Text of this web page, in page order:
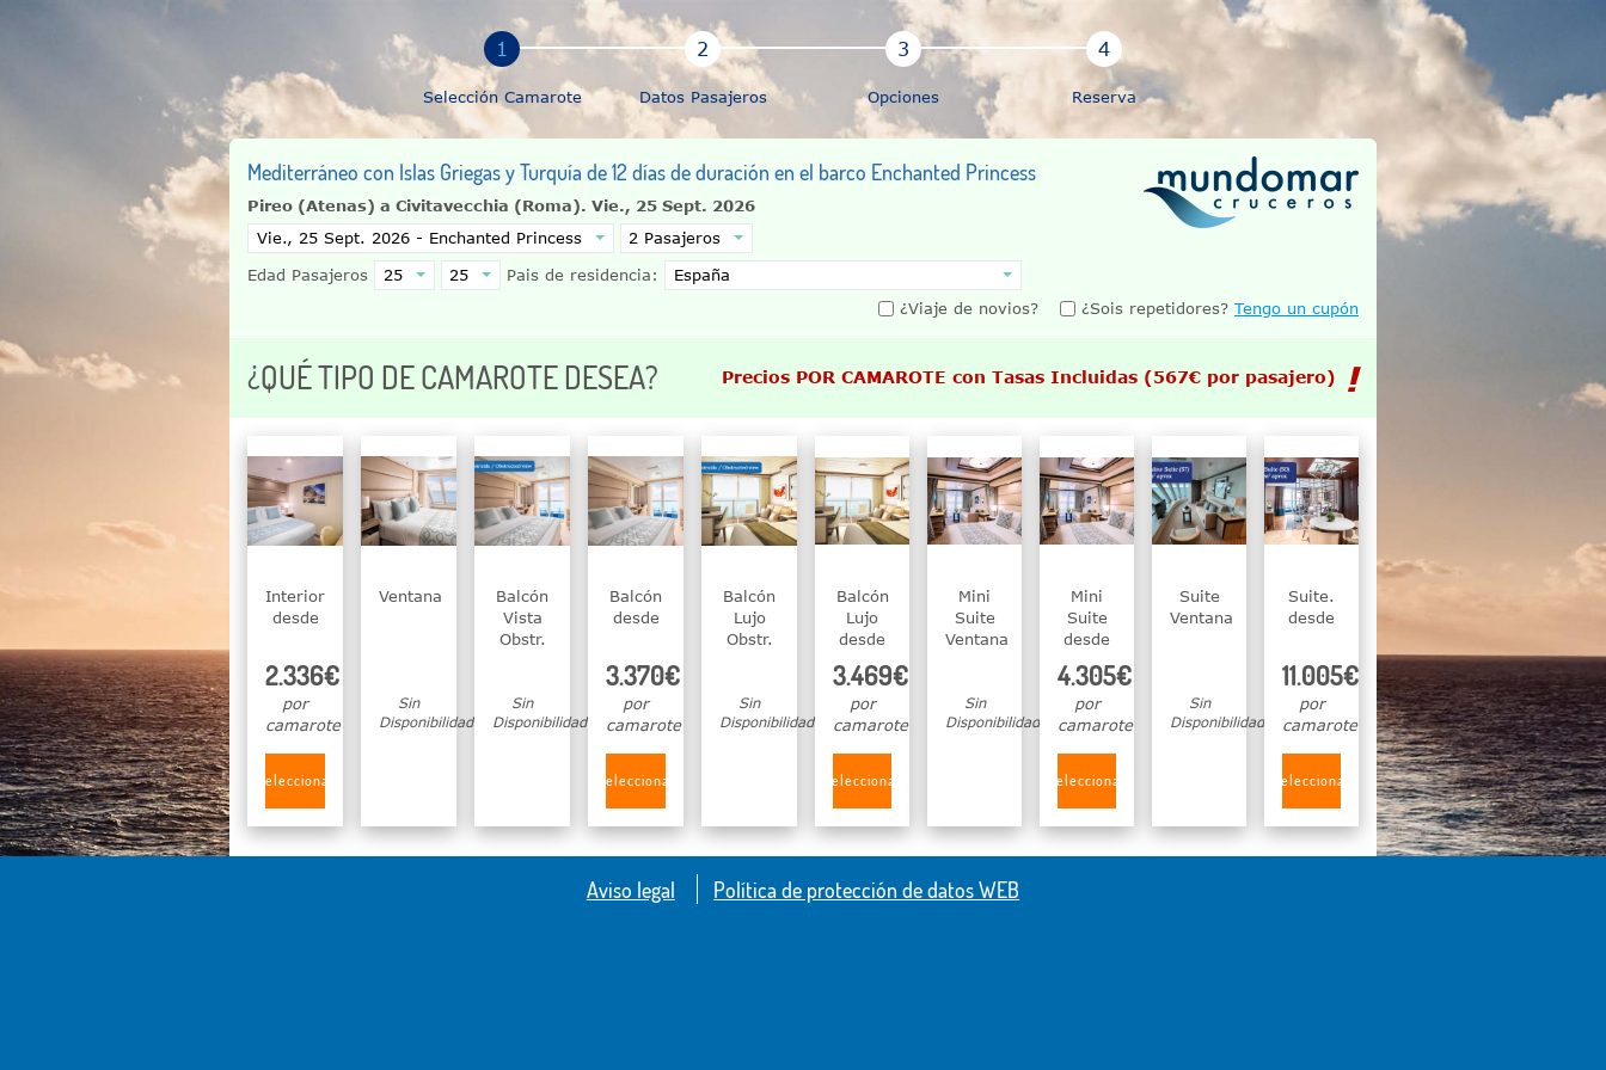
Selección Camarote Datos Pasajeros Opciones Reserva
Mediterráneo con Islas Griegas y Turquía de 12 días de duración en el barco Enchanted Princess
Pireo (Atenas) a Civitavecchia (Roma). Vie., 25 Sept. 2026
Edad Pasajeros
Pais de residencia:
¿Viaje de novios?
¿Sois repetidores? Tengo un cupón
¿QUÉ TIPO DE CAMAROTE DESEA? Precios POR CAMAROTE con Tasas Incluidas (567€ por pasajero)
Interior
desde
2.336€
por
camarote
Seleccionar
Ventana
Sin
Disponibilidad
Balcón
Vista
Obstr.
Sin
Disponibilidad
Balcón
desde
3.370€
por
camarote
Seleccionar
Balcón
Lujo
Obstr.
Sin
Disponibilidad
Balcón
Lujo
desde
3.469€
por
camarote
Seleccionar
Mini
Suite
Ventana
Sin
Disponibilidad
Mini
Suite
desde
4.305€
por
camarote
Seleccionar
Suite
Ventana
Sin
Disponibilidad
Suite.
desde
11.005€
por
camarote
Seleccionar
Aviso legal Política de protección de datos WEB